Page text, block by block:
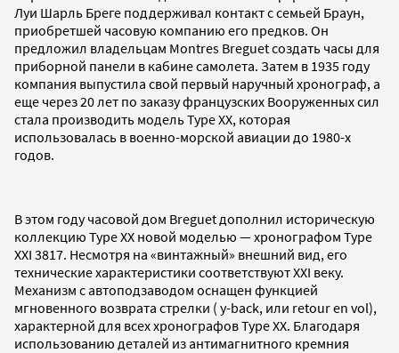
Луи Шарль Бреге поддерживал контакт с семьей Браун,
приобретшей часовую компанию его предков. Он
предложил владельцам Montres Breguet создать часы для
приборной панели в кабине самолета. Затем в 1935 году
компания выпустила свой первый наручный хронограф, а
еще через 20 лет по заказу французских Вооруженных сил
стала производить модель Type XX, которая
использовалась в военно-морской авиации до 1980-х
годов.
В этом году часовой дом Breguet дополнил историческую
коллекцию Type XX новой моделью — хронографом Type
XXI 3817. Несмотря на «винтажный» внешний вид, его
технические характеристики соответствуют XXI веку.
Механизм с автоподзаводом оснащен функцией
мгновенного возврата стрелки ( y-back, или retour en vol),
характерной для всех хронографов Type XX. Благодаря
использованию деталей из антимагнитного кремния